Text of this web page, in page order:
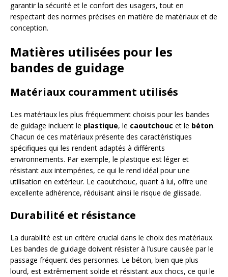
garantir la sécurité et le confort des usagers, tout en
respectant des normes précises en matière de matériaux et de
conception.
Matières utilisées pour les
bandes de guidage
Matériaux couramment utilisés
Les matériaux les plus fréquemment choisis pour les bandes
de guidage incluent le plastique, le caoutchouc et le béton.
Chacun de ces matériaux présente des caractéristiques
spécifiques qui les rendent adaptés à différents
environnements. Par exemple, le plastique est léger et
résistant aux intempéries, ce qui le rend idéal pour une
utilisation en extérieur. Le caoutchouc, quant à lui, offre une
excellente adhérence, réduisant ainsi le risque de glissade.
Durabilité et résistance
La durabilité est un critère crucial dans le choix des matériaux.
Les bandes de guidage doivent résister à l’usure causée par le
passage fréquent des personnes. Le béton, bien que plus
lourd, est extrêmement solide et résistant aux chocs, ce qui le